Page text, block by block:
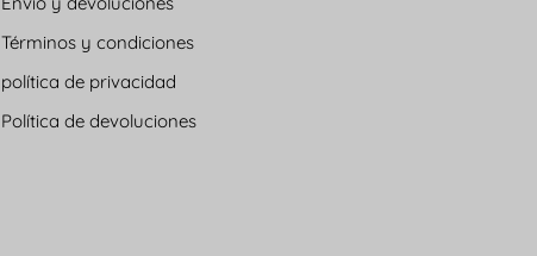
Términos y condiciones
política de privacidad
Política de devoluciones